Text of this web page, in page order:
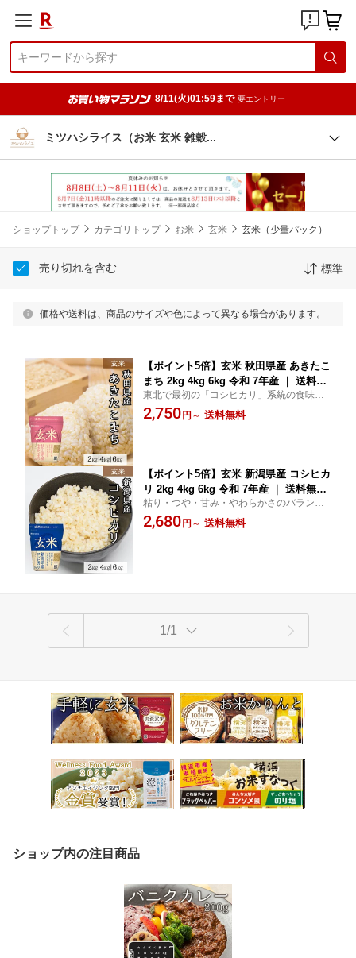
8/11(火)01:59まで 要エントリー
ミツハシライス（お米 玄米 雑穀
ショップトップ カテゴリトップ お米 玄米 玄米（少量パック）
売り切れを含む 標準
価格や送料は、商品のサイズや色によって異なる場合があります。
【ポイント5倍】玄米 秋田県産 あきたこ
まち 2kg 4kg 6kg 令和 7年産 ｜ 送料無
料 ミツハシライス 国産 国内産 秋田県
産 あきたこまち アキタコマチ 人気 お
東北で最初の「コシヒカリ」系統の食味を
持つ良質・良食味米品種です。透明感、光
沢、香りともに優秀で、粘りが強く弾力性
2,750 円 ～ 送料無料
【ポイント5倍】玄米 新潟県産 コシヒカ
リ 2kg 4kg 6kg 令和 7年産 ｜ 送料無料
ミツハシライス 国産 国内産 新潟県 こ
しひかり 人気 おすすめ 美味しい おい
粘り・つや・甘み・やわらかさのバランス
がとても良い！！しっかりとした旨みと粘
りが特徴！！独特な甘味と粘りがあり、つ
2,680 円 ～ 送料無料
1/1
ショップ内の注目商品